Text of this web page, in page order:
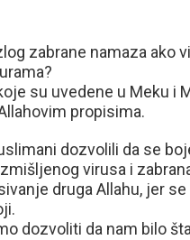
zabrane namaza ako
su uvedene u Meku i
propisima.
dozvolili da se
virusa i
druga Allahu, jer
dozvoliti da nam bilo